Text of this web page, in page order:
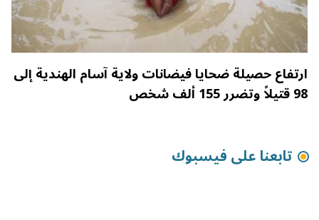
ارتفاع حصيلة ضحايا فيضانات ولاية آسام الهندية إلى
98 قتيلاً وتضرر 155 ألف شخص
تابعنا على فيسبوك